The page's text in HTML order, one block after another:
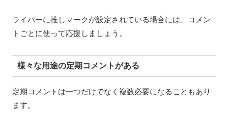
ライバーに推しマークが設定されている場合には、コメン
トごとに使って応援しましょう。
様々な用途の定期コメントがある
定期コメントは一つだけでなく複数必要になることもあり
ます。